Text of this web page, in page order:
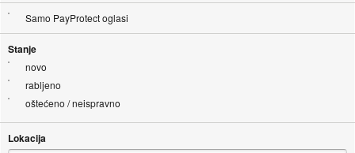
Samo PayProtect oglasi
Stanje
novo
rabljeno
oštećeno / neispravno
Lokacija